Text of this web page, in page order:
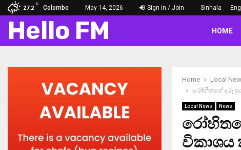
27.2
C
Colombo May 14, 2026 Sign in / Join Sinhala
Hello FM HOME
Home
Local
රෝහිතගේ දරු
Local News News
විකාශය